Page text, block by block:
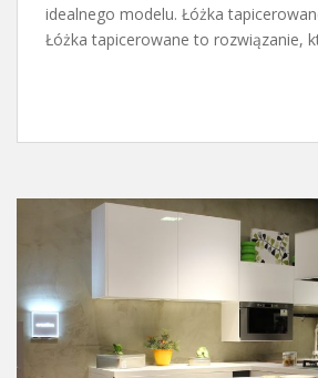
idealnego modelu. Łóżka
Łóżka tapicerowane to rozwiązanie,